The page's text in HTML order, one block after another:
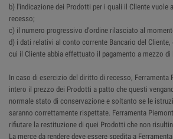
b) l'indicazione dei Prodotti per i quali il Cliente vuole
recesso;
c) il numero progressivo d'ordine rilasciato al
d) i dati relativi al conto corrente Bancario del
cui il Cliente abbia effettuato il pagamento a mezzo di
In caso di esercizio del diritto di recesso,
intero il prezzo dei Prodotti a patto che questi
normale stato di conservazione e soltanto se le
saranno correttamente rispettate. Ferramenta
rifiutare la restituzione di quei Prodotti che non
La merce da rendere deve essere spedita a